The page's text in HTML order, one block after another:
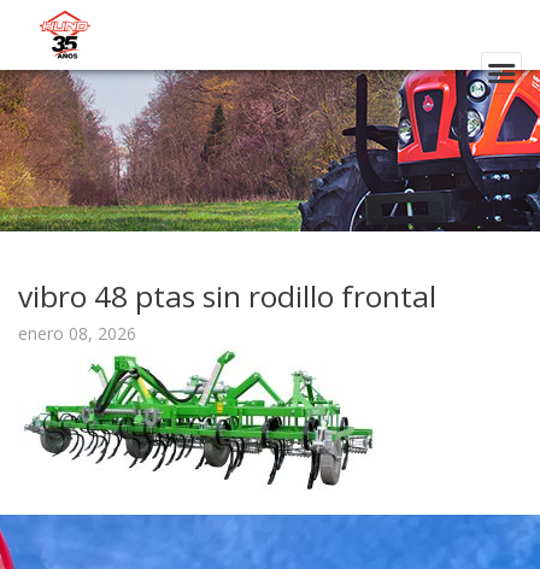
vibro 48 ptas sin rodillo frontal
enero 08, 2026